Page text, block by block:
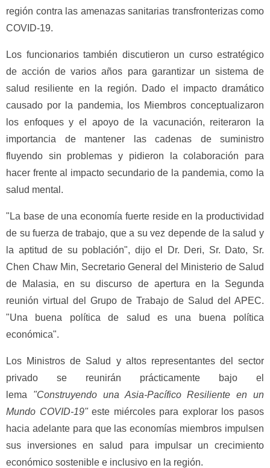
región contra las amenazas sanitarias transfronterizas como
COVID-19.
Los funcionarios también discutieron un curso estratégico
de acción de varios años para garantizar un sistema de
salud resiliente en la región. Dado el impacto dramático
causado por la pandemia, los Miembros conceptualizaron
los enfoques y el apoyo de la vacunación, reiteraron la
importancia de mantener las cadenas de suministro
fluyendo sin problemas y pidieron la colaboración para
hacer frente al impacto secundario de la pandemia, como la
salud mental.
"La base de una economía fuerte reside en la productividad
de su fuerza de trabajo, que a su vez depende de la salud y
la aptitud de su población", dijo el Dr. Deri, Sr. Dato, Sr.
Chen Chaw Min, Secretario General del Ministerio de Salud
de Malasia, en su discurso de apertura en la Segunda
reunión virtual del Grupo de Trabajo de Salud del APEC.
"Una buena política de salud es una buena política
económica".
Los Ministros de Salud y altos representantes del sector
privado se reunirán prácticamente bajo el
lema "Construyendo una Asia-Pacífico Resiliente en un
Mundo COVID-19"este miércoles para explorar los pasos
hacia adelante para que las economías miembros impulsen
sus inversiones en salud para impulsar un crecimiento
económico sostenible e inclusivo en la región.